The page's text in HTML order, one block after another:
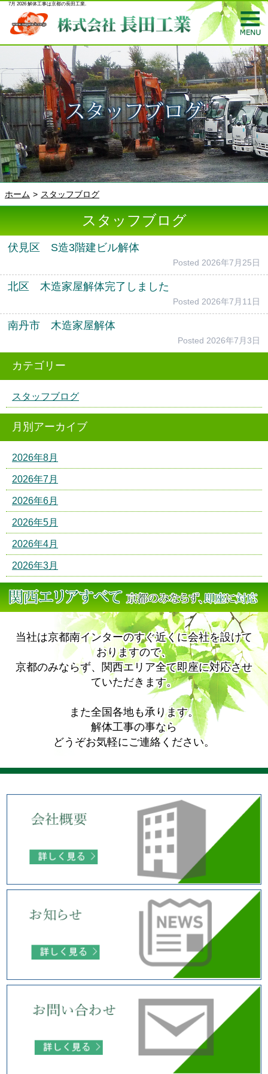
7月 2026 解体工事は京都の長田工業.
ホーム スタッフブログ
スタッフブログ
伏見区 S造3階建ビル解体
Posted 2026年7月25日
北区 木造家屋解体完了しました
Posted 2026年7月11日
南丹市 木造家屋解体
Posted 2026年7月3日
カテゴリー
スタッフブログ
月別アーカイブ
2026年8月
2026年7月
2026年6月
2026年5月
2026年4月
2026年3月
当社は京都南インターのすぐ近くに会社を設けて
おりますので、
京都のみならず、関西エリア全て即座に対応させ
ていただきます。
また全国各地も承ります。
解体工事の事なら
どうぞお気軽にご連絡ください。